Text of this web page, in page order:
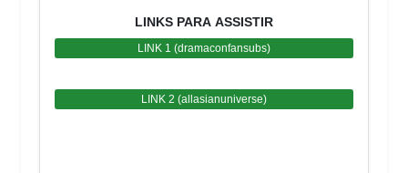
LINKS PARA ASSISTIR
LINK 1 (dramaconfansubs)
LINK 2 (allasianuniverse)